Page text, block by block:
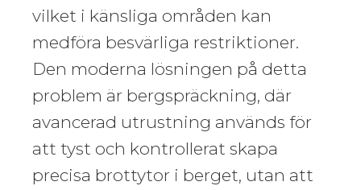
vilket i känsliga områden kan
medföra besvärliga restriktioner.
Den moderna lösningen på detta
problem är bergspräckning, där
avancerad utrustning används för
att tyst och kontrollerat skapa
precisa brottytor i berget, utan att